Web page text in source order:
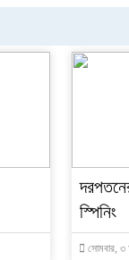
স্পিনিং
সোমবার, ৩